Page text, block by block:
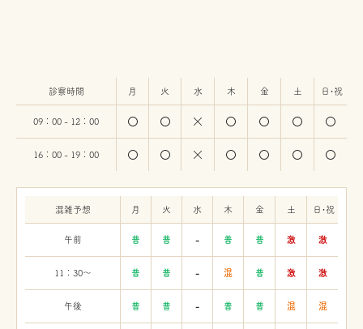
診察時間 月 火 水 木 金 土 日・祝
09：00 - 12：00
16：00 - 19：00
混雑予想 月 火 水 木 金 土 日・祝
午前 普 普 - 普 普 激 激
11：30〜 普 普 - 混 普 激 激
午後 普 普 - 普 普 混 混